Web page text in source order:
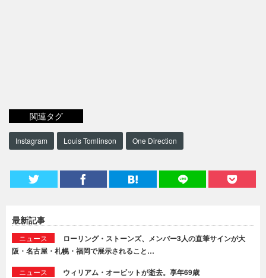
関連タグ
Instagram Louis Tomlinson One Direction
最新記事
ニュース
ローリング・ストーンズ、メンバー3人の直筆サインが大
阪・名古屋・札幌・福岡で展示されること…
ニュース ウィリアム・オービットが逝去。享年69歳